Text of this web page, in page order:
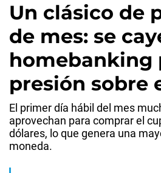
Un clásico de
de mes: se
homebanking
presión sobre
El primer día hábil del mes
aprovechan para comprar el
dólares, lo que genera una
moneda.